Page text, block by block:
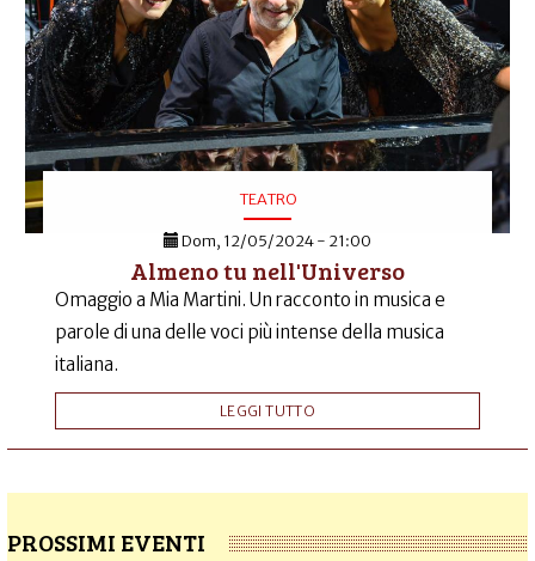
TEATRO
Dom, 12/05/2024 - 21:00
Almeno tu nell'Universo
Omaggio a Mia Martini. Un racconto in musica e
parole di una delle voci più intense della musica
italiana.
LEGGI TUTTO
PROSSIMI EVENTI